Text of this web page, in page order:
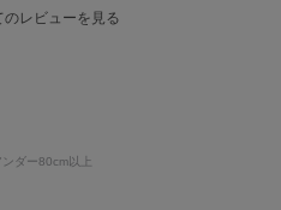
のレビューを見る
ンダー80cm以上